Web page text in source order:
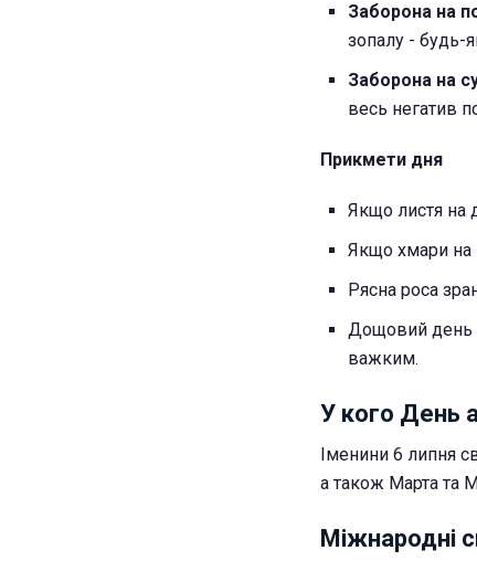
Заборона на
зопалу - будь-
Заборона на
весь негатив
Прикмети дня
Якщо листя на
Якщо хмари на
Рясна роса
Дощовий день
важким.
У кого День
Іменини 6 липня
а також Марта та
Міжнародні